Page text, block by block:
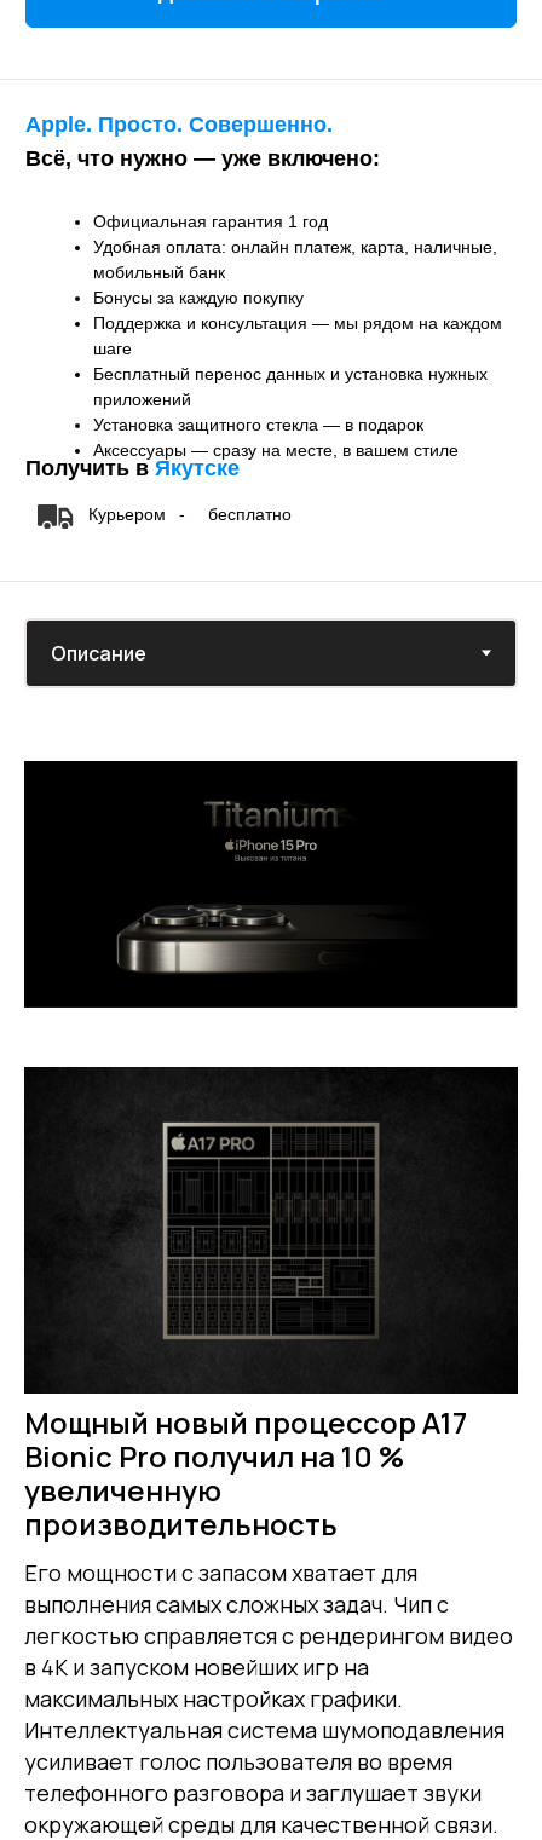
Получить вЯкутске
Мощный новый процессор A17
Bionic Pro получил на 10 %
увеличенную
производительность
Его мощности с запасом хватает для
выполнения самых сложных задач. Чип с
легкостью справляется с рендерингом видео
в 4K и запуском новейших игр на
максимальных настройках графики.
Интеллектуальная система шумоподавления
усиливает голос пользователя во время
телефонного разговора и заглушает звуки
окружающей среды для качественной связи.